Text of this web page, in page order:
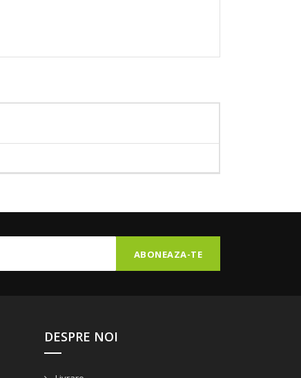
DESPRE NOI